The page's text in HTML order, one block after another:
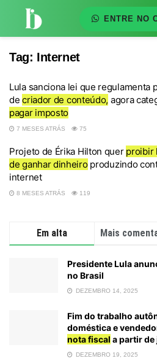
ENTRE NO
Tag: Internet
Lula sanciona lei que regulamenta
decriador de conteúdo, agora
pagar imposto
7 MESES ATRÁS 75
Projeto de Érika Hilton quer proibir
de ganhar dinheiroproduzindo
internet
8 MESES ATRÁS 119
Em alta Mais
Presidente Lula
no Brasil
DEZEMBRO 14, 2025
Fim do trabalho
doméstica e
nota fiscal a partir
DEZEMBRO 19, 2025